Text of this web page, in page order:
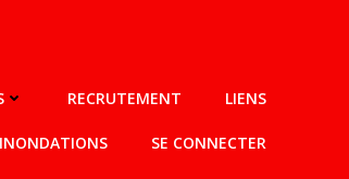
RECRUTEMENT LIENS
SE CONNECTER